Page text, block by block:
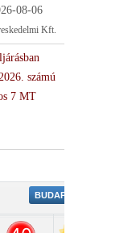
08-06
Kft.
számú
7 MT